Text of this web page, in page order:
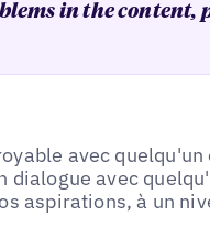
in the content,
avec
avec
aspirations, à un